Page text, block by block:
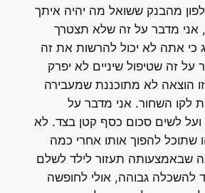
מהבנק ששואל מה יהיה איתך
מדבר על זה שלא תצטרך
אתה לא יכול להרשות את זה
זה שטיפול שיניים לא יפרק
הוצאה לא מתוכננת שמעבירה
השחור. אני מדבר על
לשים סכום כסף קטן בצד. לא
להפוך אותו אחרי כמה
שבאמצעותה תעזור לילד לשלם
גבוהה, אולי לחופשה